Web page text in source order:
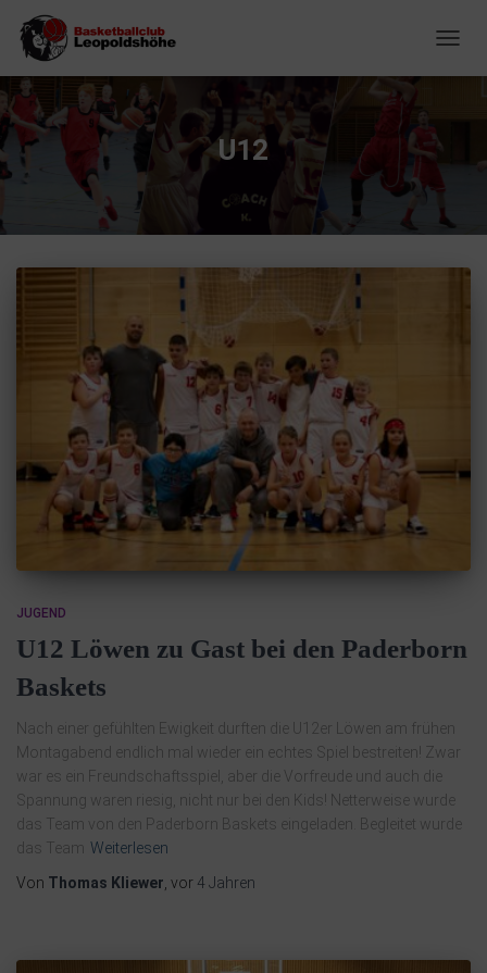
U12
JUGEND
U12 Löwen zu Gast bei den Paderborn
Baskets
Nach einer gefühlten Ewigkeit durften die U12er Löwen am frühen
Montagabend endlich mal wieder ein echtes Spiel bestreiten! Zwar
war es ein Freundschaftsspiel, aber die Vorfreude und auch die
Spannung waren riesig, nicht nur bei den Kids! Netterweise wurde
das Team von den Paderborn Baskets eingeladen. Begleitet wurde
das Team Weiterlesen
Von Thomas Kliewer , vor 4 Jahren